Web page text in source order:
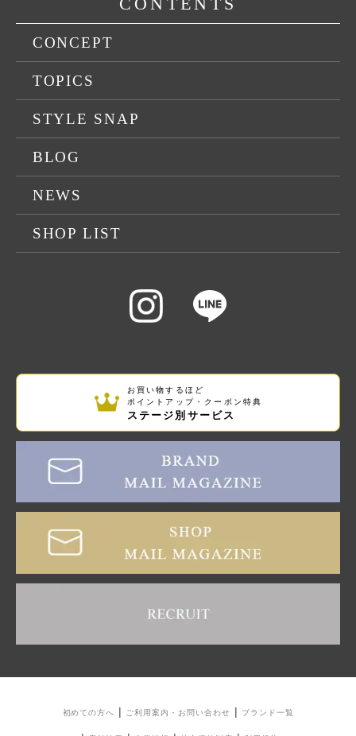
CONCEPT
TOPICS
STYLE SNAP
BLOG
NEWS
SHOP LIST
お買い物するほど
ポイントアップ・クーポン特典
ステージ別サービス
初めての方へ ご利用案内・お問い合わせ ブランド一覧